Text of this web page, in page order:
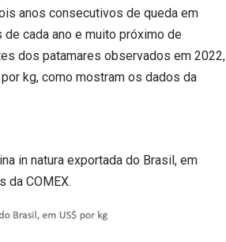
anos consecutivos de queda em
cada ano e muito próximo de
dos patamares observados em 2022,
kg, como mostram os dados da
in natura exportada do Brasil, em
da COMEX.